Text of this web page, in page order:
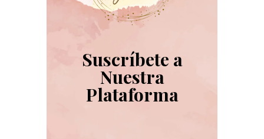
Suscríbete a
Nuestra
Plataforma